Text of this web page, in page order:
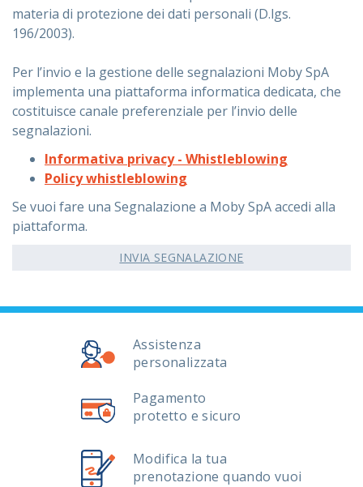
materia di protezione dei dati personali (D.lgs.
196/2003).
Per l’invio e la gestione delle segnalazioni Moby SpA
implementa una piattaforma informatica dedicata, che
costituisce canale preferenziale per l’invio delle
segnalazioni.
Informativa privacy - Whistleblowing
Policy whistleblowing
Se vuoi fare una Segnalazione a Moby SpA accedi alla
piattaforma.
INVIA SEGNALAZIONE
Assistenza
personalizzata
Pagamento
protetto e sicuro
Modifica la tua
prenotazione quando vuoi